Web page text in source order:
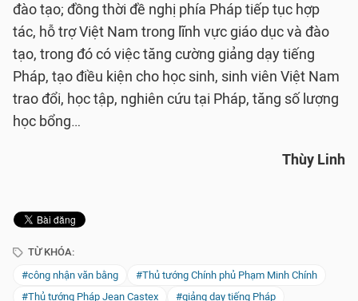
đào tạo; đồng thời đề nghị phía Pháp tiếp tục hợp
tác, hỗ trợ Việt Nam trong lĩnh vực giáo dục và đào
tạo, trong đó có việc tăng cường giảng dạy tiếng
Pháp, tạo điều kiện cho học sinh, sinh viên Việt Nam
trao đổi, học tập, nghiên cứu tại Pháp, tăng số lượng
học bổng…
Thùy Linh
TỪ KHÓA:
#công nhận văn bằng
#Thủ tướng Chính phủ Phạm Minh Chính
#Thủ tướng Pháp Jean Castex
#giảng dạy tiếng Pháp